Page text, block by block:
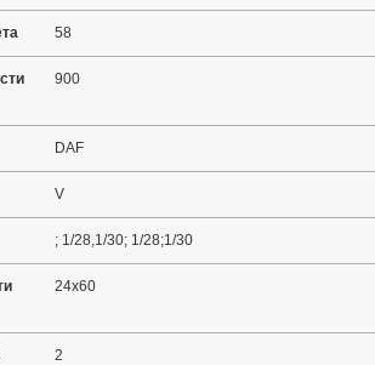
58
900
DAF
V
; 1/28,1/30; 1/28;1/30
24x60
2